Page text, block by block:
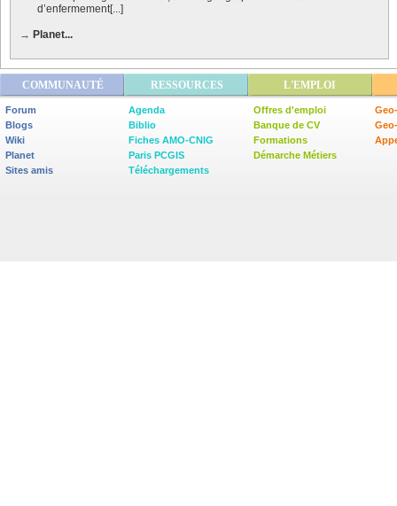
d’enfermement[...]
→ Planet...
COMMUNAUTÉ RESSOURCES L'EMPLOI
Forum
Blogs
Wiki
Planet
Sites amis
Agenda
Biblio
Fiches AMO-CNIG
Paris PCGIS
Téléchargements
Offres d'emploi
Banque de CV
Formations
Démarche Métiers